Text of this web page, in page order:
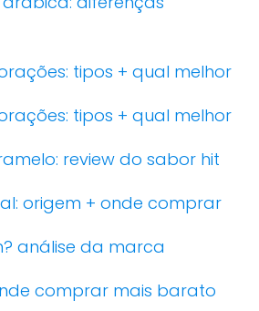
tipos + qual melhor
tipos + qual melhor
review do sabor hit
origem + onde comprar
análise da marca
comprar mais barato